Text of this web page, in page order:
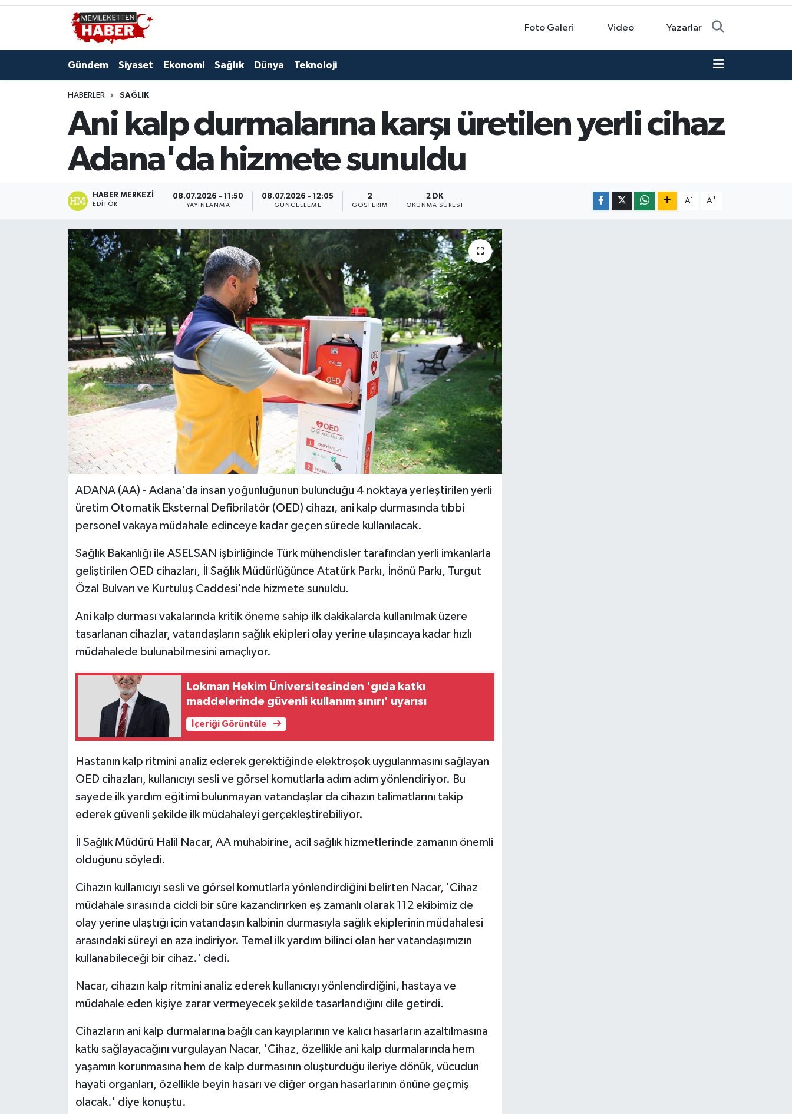
Foto Galeri Video Yazarlar
Gündem Siyaset Ekonomi Sağlık Dünya Teknoloji
HABERLER SAĞLIK
Ani kalp durmalarına karşı üretilen yerli cihaz
Adana'da hizmete sunuldu
HABER MERKEZI
EDITÖR
08.07.2026 - 11:50
YAYINLANMA
08.07.2026 - 12:05
GÜNCELLEME
2
GÖSTERIM
2 DK
OKUNMA SÜRESI
A- A+
ADANA (AA) - Adana'da insan yoğunluğunun bulunduğu 4 noktaya yerleştirilen yerli
üretim Otomatik Eksternal Defibrilatör (OED) cihazı, ani kalp durmasında tıbbi
personel vakaya müdahale edinceye kadar geçen sürede kullanılacak.
Sağlık Bakanlığı ile ASELSAN işbirliğinde Türk mühendisler tarafından yerli imkanlarla
geliştirilen OED cihazları, İl Sağlık Müdürlüğünce Atatürk Parkı, İnönü Parkı, Turgut
Özal Bulvarı ve Kurtuluş Caddesi'nde hizmete sunuldu.
Ani kalp durması vakalarında kritik öneme sahip ilk dakikalarda kullanılmak üzere
tasarlanan cihazlar, vatandaşların sağlık ekipleri olay yerine ulaşıncaya kadar hızlı
müdahalede bulunabilmesini amaçlıyor.
Lokman Hekim Üniversitesinden 'gıda katkı
maddelerinde güvenli kullanım sınırı' uyarısı
İçeriği Görüntüle
Hastanın kalp ritmini analiz ederek gerektiğinde elektroşok uygulanmasını sağlayan
OED cihazları, kullanıcıyı sesli ve görsel komutlarla adım adım yönlendiriyor. Bu
sayede ilk yardım eğitimi bulunmayan vatandaşlar da cihazın talimatlarını takip
ederek güvenli şekilde ilk müdahaleyi gerçekleştirebiliyor.
İl Sağlık Müdürü Halil Nacar, AA muhabirine, acil sağlık hizmetlerinde zamanın önemli
olduğunu söyledi.
Cihazın kullanıcıyı sesli ve görsel komutlarla yönlendirdiğini belirten Nacar, 'Cihaz
müdahale sırasında ciddi bir süre kazandırırken eş zamanlı olarak 112 ekibimiz de
olay yerine ulaştığı için vatandaşın kalbinin durmasıyla sağlık ekiplerinin müdahalesi
arasındaki süreyi en aza indiriyor. Temel ilk yardım bilinci olan her vatandaşımızın
kullanabileceği bir cihaz.' dedi.
Nacar, cihazın kalp ritmini analiz ederek kullanıcıyı yönlendirdiğini, hastaya ve
müdahale eden kişiye zarar vermeyecek şekilde tasarlandığını dile getirdi.
Cihazların ani kalp durmalarına bağlı can kayıplarının ve kalıcı hasarların azaltılmasına
katkı sağlayacağını vurgulayan Nacar, 'Cihaz, özellikle ani kalp durmalarında hem
yaşamın korunmasına hem de kalp durmasının oluşturduğu ileriye dönük, vücudun
hayati organları, özellikle beyin hasarı ve diğer organ hasarlarının önüne geçmiş
olacak.' diye konuştu.